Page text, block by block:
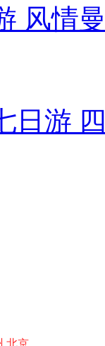
风情
日游
北京